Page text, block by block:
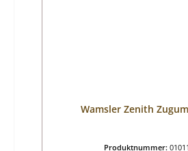
Wamsler Zenith
Produktnummer: